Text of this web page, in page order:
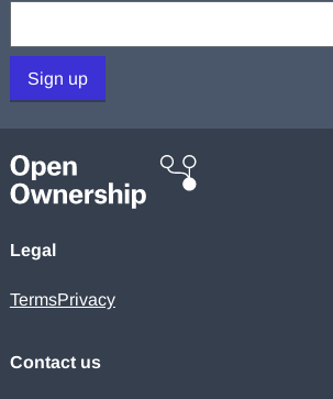
Sign up
Legal
TermsPrivacy
Contact us